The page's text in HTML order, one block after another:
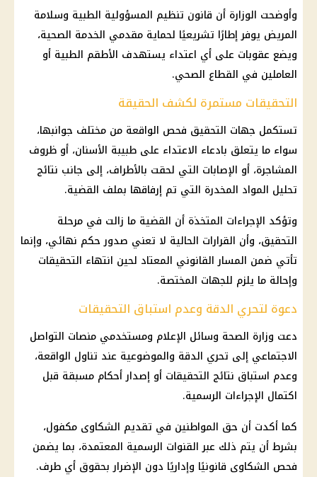
وأوضحت الوزارة أن قانون تنظيم المسؤولية الطبية وسلامة
المريض يوفر إطارًا تشريعيًا لحماية مقدمي الخدمة الصحية،
ويضع عقوبات على أي اعتداء يستهدف الأطقم الطبية أو
العاملين في القطاع الصحي.
التحقيقات مستمرة لكشف الحقيقة
تستكمل جهات التحقيق فحص الواقعة من مختلف جوانبها،
سواء ما يتعلق بادعاء الاعتداء على طبيبة الأسنان، أو ظروف
المشاجرة، أو الإصابات التي لحقت بالأطراف، إلى جانب نتائج
تحليل المواد المخدرة التي تم إرفاقها بملف القضية.
وتؤكد الإجراءات المتخذة أن القضية ما زالت في مرحلة
التحقيق، وأن القرارات الحالية لا تعني صدور حكم نهائي، وإنما
تأتي ضمن المسار القانوني المعتاد لحين انتهاء التحقيقات
وإحالة ما يلزم للجهات المختصة.
دعوة لتحري الدقة وعدم استباق التحقيقات
دعت وزارة الصحة وسائل الإعلام ومستخدمي منصات التواصل
الاجتماعي إلى تحري الدقة والموضوعية عند تناول الواقعة،
وعدم استباق نتائج التحقيقات أو إصدار أحكام مسبقة قبل
اكتمال الإجراءات الرسمية.
كما أكدت أن حق المواطنين في تقديم الشكاوى مكفول،
بشرط أن يتم ذلك عبر القنوات الرسمية المعتمدة، بما يضمن
فحص الشكاوى قانونيًا وإداريًا دون الإضرار بحقوق أي طرف.